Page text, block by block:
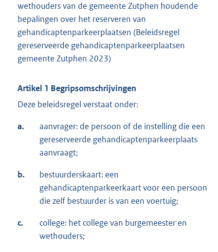
wethouders van de gemeente Zutphen houdende
bepalingen over het reserveren van
gehandicaptenparkeerplaatsen (Beleidsregel
gereserveerde gehandicaptenparkeerplaatsen
gemeente Zutphen 2023)
Artikel 1 Begripsomschrijvingen
Deze beleidsregel verstaat onder:
a.
aanvrager: de persoon of de instelling die een
gereserveerde gehandicaptenparkeerplaats
aanvraagt;
b.
bestuurderskaart: een
gehandicaptenparkeerkaart voor een persoon
die zelf bestuurder is van een voertuig;
c.
college: het college van burgemeester en
wethouders;